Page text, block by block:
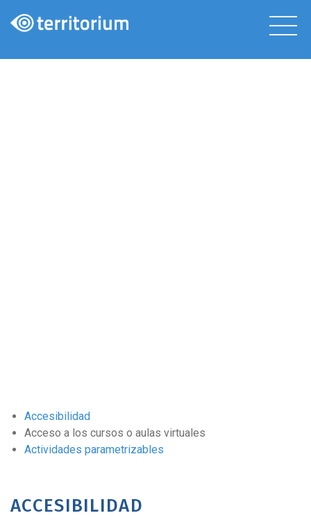
Accesibilidad
Acceso a los cursos o aulas virtuales
Actividades parametrizables
ACCESIBILIDAD